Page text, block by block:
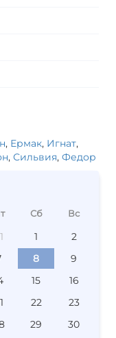
, Ермак, Игнат,
, Сильвия, Федор
Сб Вс
1
2
8
9
15
16
22
23
29 30